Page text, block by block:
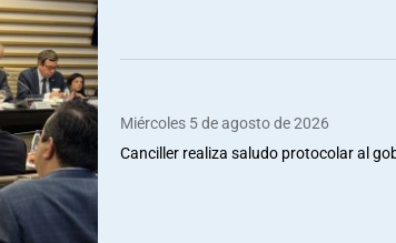
Miércoles 5 de agosto de 2026
Canciller realiza saludo protocolar al